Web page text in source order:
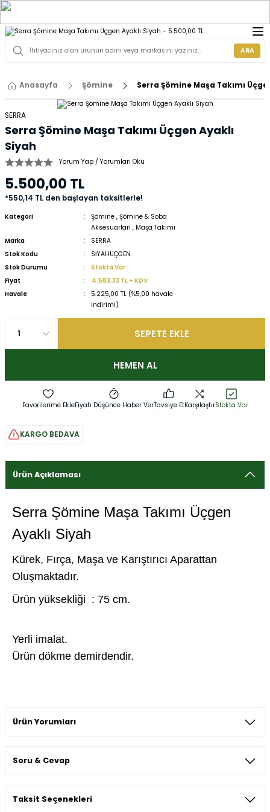
ARA
Anasayfa Şömine Serra Şömine Maşa Takımı
SERRA
Serra Şömine Maşa Takımı Üçgen Ayaklı
Siyah
Yorum Yap / Yorumları Oku
5.500,00 TL
*550,14 TL den başlayan taksitlerle!
Kategori Şömine ,Şömine & Soba
Aksesuarları , Maşa Takımı
Marka
SERRA
Stok Kodu
SİYAHÜÇGEN
Stok Durumu
Stokta Var
Fiyat
4.583,33 TL + KDV
Havale
5.225,00 TL (%5,00 havale
indirimi)
SEPETE EKLE
HEMEN AL
Fiyatı Düşünce Haber VerTavsiye EtKarşılaştırStokta Var
KARGO BEDAVA
Ürün Açıklaması
Serra Şömine Maşa Takımı Üçgen
Ayaklı Siyah
Kürek, Fırça, Maşa ve Karıştırıcı Aparattan
Oluşmaktadır.
Ürün yüksekliği : 75 cm.
Yerli imalat.
Ürün dökme demirdendir.
Ürün Yorumları
Soru & Cevap
Taksit Seçenekleri